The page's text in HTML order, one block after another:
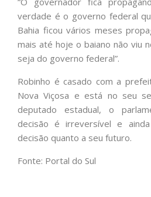
verdade é o governo federal
Bahia ficou vários meses
mais até hoje o baiano não viu
seja do governo federal”.
Robinho é casado com a
Nova Viçosa e está no seu
deputado estadual, o
decisão é irreversível e
decisão quanto a seu futuro.
Fonte: Portal do Sul